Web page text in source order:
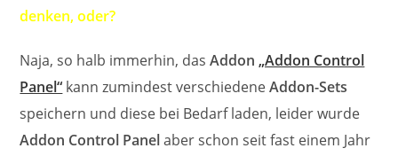
denken, oder?
Naja, so halb immerhin, dasAddon„Addon Control
Panel“ kann zumindest verschiedeneAddon-Sets
speichern und diese bei Bedarf laden, leider wurde
Addon Control Panelaber schon seit fast einem Jahr